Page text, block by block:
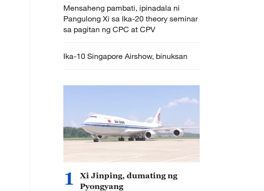
Mensaheng pambati, ipinadala ni
Pangulong Xi sa Ika-20 theory seminar
sa pagitan ng CPC at CPV
Ika-10 Singapore Airshow, binuksan
1
Xi Jinping, dumating ng
Pyongyang